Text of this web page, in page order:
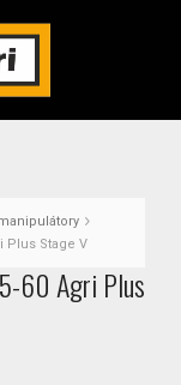
Plus Stage V
60 Agri Plus